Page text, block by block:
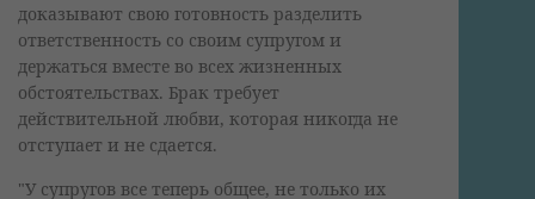
доказывают свою готовность разделить
ответственность со своим супругом и
держаться вместе во всех жизненных
обстоятельствах. Брак требует
действительной любви, которая никогда не
отступает и не сдается.
"У супругов все теперь общее, не только их